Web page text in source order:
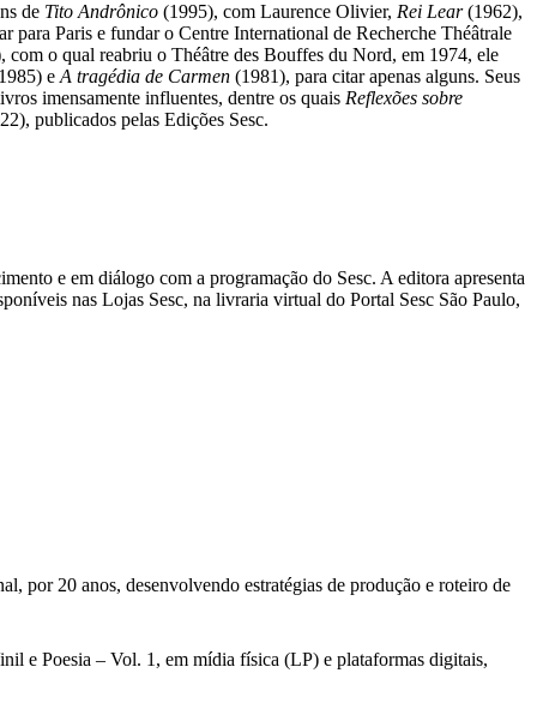
de Tito Andrônico (1995), com Laurence Olivier, Rei Lear(1962),
para Paris e fundar o Centre International de Recherche Théâtrale
o qual reabriu o Théâtre des Bouffes du Nord, em 1974, ele
e A tragédia de Carmen (1981), para citar apenas alguns. Seus
imensamente influentes, dentre os quais Reflexões sobre
publicados pelas Edições Sesc.
e em diálogo com a programação do Sesc. A editora apresenta
nas Lojas Sesc, na livraria virtual do Portal Sesc São Paulo,
por 20 anos, desenvolvendo estratégias de produção e roteiro de
e Poesia – Vol. 1, em mídia física (LP) e plataformas digitais,